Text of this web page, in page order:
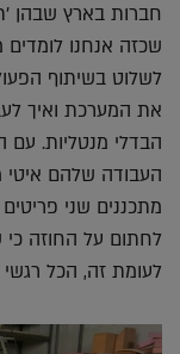
חברות בארץ שבהן
שכזה אנחנו לומדים
לשלוט בשיתוף
את המערכת ואיך
הבדלי מנטליות.
העבודה שלהם איטי
לחתום על החוזה כי
לעומת זה, הכל רגשי